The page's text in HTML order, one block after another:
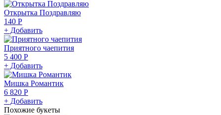
Открытка Поздравляю
140 Р
+ Добавить
Приятного чаепития
5 400 Р
+ Добавить
Мишка Романтик
6 820 Р
+ Добавить
Похожие букеты